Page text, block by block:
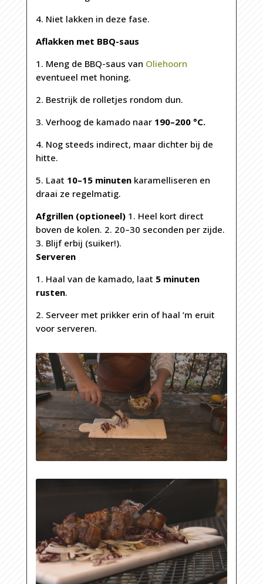
4. Niet lakken in deze fase.
Aflakken met BBQ-saus
1. Meng de BBQ-saus van Oliehoorn
eventueel met honing.
2. Bestrijk de rolletjes rondom dun.
3. Verhoog de kamado naar 190–200 °C.
4. Nog steeds indirect, maar dichter bij de
hitte.
5. Laat 10–15 minutenkaramelliseren en
draai ze regelmatig.
Afgrillen (optioneel)1. Heel kort direct
boven de kolen. 2. 20–30 seconden per zijde.
3. Blijf erbij (suiker!).
Serveren
1. Haal van de kamado, laat 5 minuten
rusten.
2. Serveer met prikker erin of haal ’m eruit
voor serveren.